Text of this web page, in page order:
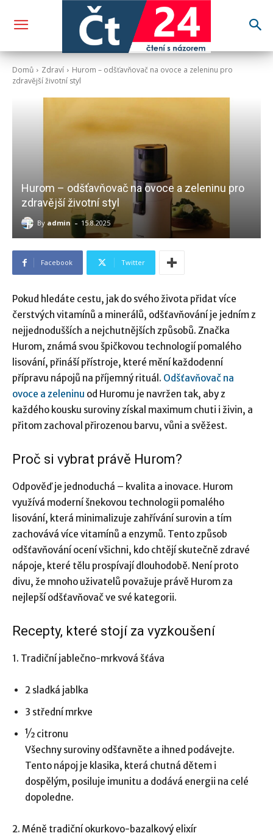
Domů Zdraví
Hurom – odšťavňovač na ovoce a zeleninu pro
zdravější životní styl
Hurom – odšťavňovač na ovoce a zeleninu pro
zdravější životní styl
By admin - 15.8.2025
Facebook Twitter
Pokud hledáte cestu, jak do svého života přidat více
čerstvých vitamínů a minerálů, odšťavňování je jedním z
nejjednodušších a nejchutnějších způsobů. Značka
Hurom, známá svou špičkovou technologií pomalého
lisování, přináší přístroje, které mění každodenní
přípravu nápojů na příjemný rituál. Odšťavňovač na
ovoce a zeleninu od Huromu je navržen tak, aby z
každého kousku suroviny získal maximum chuti i živin, a
přitom zachoval přirozenou barvu, vůni a svěžest.
Proč si vybrat právě Hurom?
Odpověď je jednoduchá – kvalita a inovace. Hurom
využívá moderní šnekovou technologii pomalého
lisování, která minimalizuje zahřívání surovin a tím
zachovává více vitamínů a enzymů. Tento způsob
odšťavňování ocení všichni, kdo chtějí skutečně zdravé
nápoje, které tělu prospívají dlouhodobě. Není proto
divu, že mnoho uživatelů považuje právě Hurom za
nejlepší odšťavňovač ve své kategorii.
Recepty, které stojí za vyzkoušení
1. Tradiční jablečno-mrkvová šťáva
2 sladká jablka
3 střední mrkve
½ citronu
Všechny suroviny odšťavněte a ihned podávejte.
Tento nápoj je klasika, která chutná dětem i
dospělým, posiluje imunitu a dodává energii na celé
dopoledne.
2. Méně tradiční okurkovo-bazalkový elixír